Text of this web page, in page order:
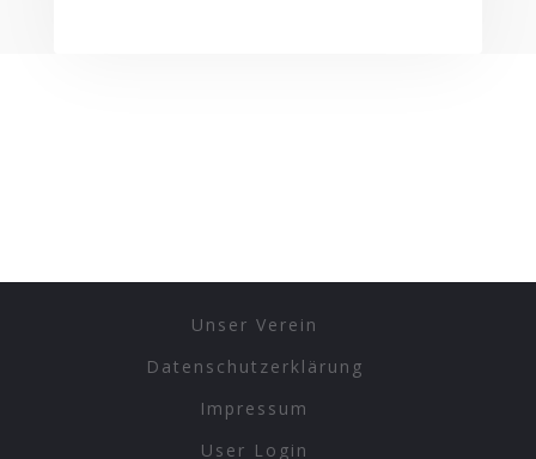
Unser Verein
Datenschutzerklärung
Impressum
User Login